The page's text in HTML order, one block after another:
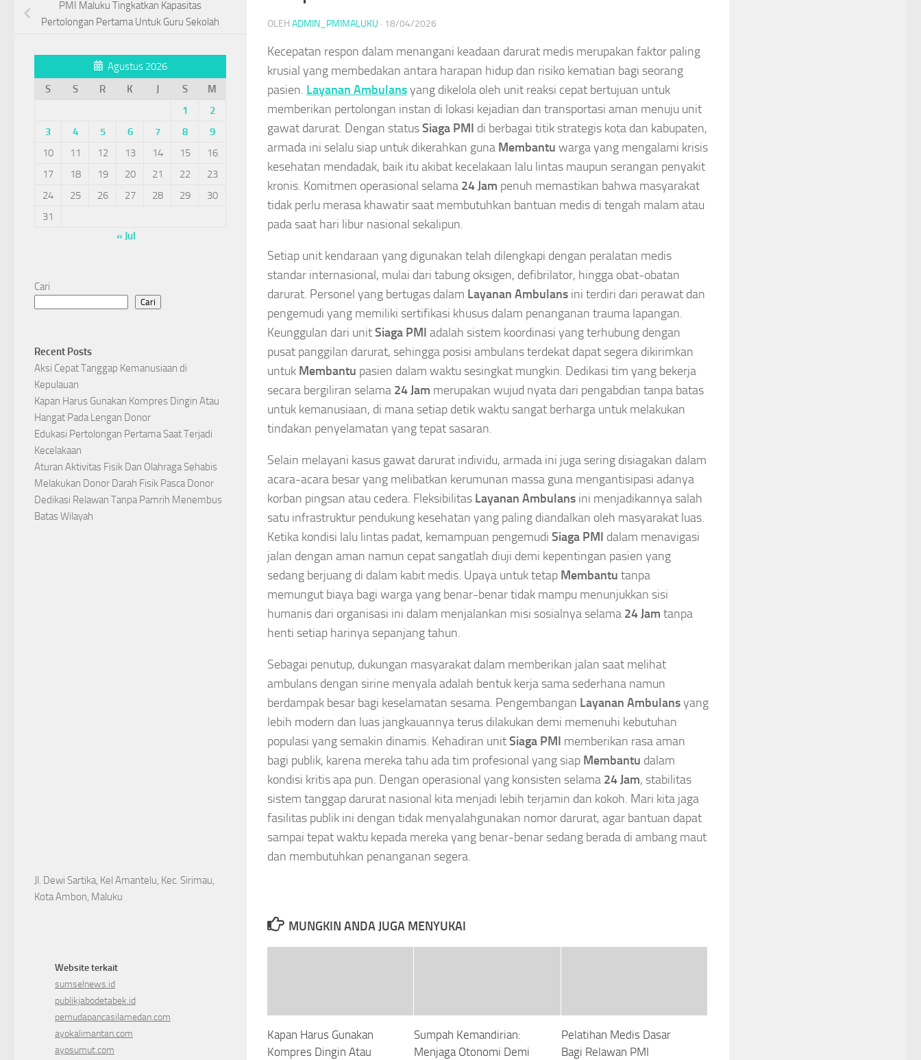
OLEH ADMIN_PMIMALUKU · 18/04/2026
Kecepatan respon dalam menangani keadaan darurat medis merupakan faktor paling
krusial yang membedakan antara harapan hidup dan risiko kematian bagi seorang
pasien. Layanan Ambulansyang dikelola oleh unit reaksi cepat bertujuan untuk
memberikan pertolongan instan di lokasi kejadian dan transportasi aman menuju unit
gawat darurat. Dengan statusSiaga PMI di berbagai titik strategis kota dan kabupaten,
armada ini selalu siap untuk dikerahkan guna Membantu warga yang mengalami krisis
kesehatan mendadak, baik itu akibat kecelakaan lalu lintas maupun serangan penyakit
kronis. Komitmen operasional selama 24 Jam penuh memastikan bahwa masyarakat
tidak perlu merasa khawatir saat membutuhkan bantuan medis di tengah malam atau
pada saat hari libur nasional sekalipun.
Setiap unit kendaraan yang digunakan telah dilengkapi dengan peralatan medis
standar internasional, mulai dari tabung oksigen, defibrilator, hingga obat-obatan
darurat. Personel yang bertugas dalam Layanan Ambulans ini terdiri dari perawat dan
pengemudi yang memiliki sertifikasi khusus dalam penanganan trauma lapangan.
Keunggulan dari unitSiaga PMI adalah sistem koordinasi yang terhubung dengan
pusat panggilan darurat, sehingga posisi ambulans terdekat dapat segera dikirimkan
untuk Membantu pasien dalam waktu sesingkat mungkin. Dedikasi tim yang bekerja
secara bergiliran selama 24 Jam merupakan wujud nyata dari pengabdian tanpa batas
untuk kemanusiaan, di mana setiap detik waktu sangat berharga untuk melakukan
tindakan penyelamatan yang tepat sasaran.
Selain melayani kasus gawat darurat individu, armada ini juga sering disiagakan dalam
acara-acara besar yang melibatkan kerumunan massa guna mengantisipasi adanya
korban pingsan atau cedera. Fleksibilitas Layanan Ambulans ini menjadikannya salah
satu infrastruktur pendukung kesehatan yang paling diandalkan oleh masyarakat luas.
Ketika kondisi lalu lintas padat, kemampuan pengemudi Siaga PMI dalam menavigasi
jalan dengan aman namun cepat sangatlah diuji demi kepentingan pasien yang
sedang berjuang di dalam kabit medis. Upaya untuk tetap Membantu tanpa
memungut biaya bagi warga yang benar-benar tidak mampu menunjukkan sisi
humanis dari organisasi ini dalam menjalankan misi sosialnya selama 24 Jam tanpa
henti setiap harinya sepanjang tahun.
Sebagai penutup, dukungan masyarakat dalam memberikan jalan saat melihat
ambulans dengan sirine menyala adalah bentuk kerja sama sederhana namun
berdampak besar bagi keselamatan sesama. Pengembangan Layanan Ambulansyang
lebih modern dan luas jangkauannya terus dilakukan demi memenuhi kebutuhan
populasi yang semakin dinamis. Kehadiran unitSiaga PMI memberikan rasa aman
bagi publik, karena mereka tahu ada tim profesional yang siap Membantu dalam
kondisi kritis apa pun. Dengan operasional yang konsisten selama 24 Jam, stabilitas
sistem tanggap darurat nasional kita menjadi lebih terjamin dan kokoh. Mari kita jaga
fasilitas publik ini dengan tidak menyalahgunakan nomor darurat, agar bantuan dapat
sampai tepat waktu kepada mereka yang benar-benar sedang berada di ambang maut
dan membutuhkan penanganan segera.
MUNGKIN ANDA JUGA MENYUKAI
Kapan Harus Gunakan
Kompres Dingin Atau
Sumpah Kemandirian:
Menjaga Otonomi Demi
Pelatihan Medis Dasar
Bagi Relawan PMI
PMI Maluku Tingkatkan Kapasitas
Pertolongan Pertama Untuk Guru Sekolah
Agustus 2026
S
S R K J S
M
1
2
3
4 5 6 7 8
9
10
11 12 13 14 15
16
17
18 19 20 21 22
23
24
25 26 27 28 29
30
31
« Jul
Cari
Cari
Recent Posts
Aksi Cepat Tanggap Kemanusiaan di
Kepulauan
Kapan Harus Gunakan Kompres Dingin Atau
Hangat Pada Lengan Donor
Edukasi Pertolongan Pertama Saat Terjadi
Kecelakaan
Aturan Aktivitas Fisik Dan Olahraga Sehabis
Melakukan Donor Darah Fisik Pasca Donor
Dedikasi Relawan Tanpa Pamrih Menembus
Batas Wilayah
Jl. Dewi Sartika, Kel Amantelu, Kec. Sirimau,
Kota Ambon, Maluku
Website terkait
sumselnews.id
publikjabodetabek.id
pemudapancasilamedan.com
ayokalimantan.com
ayosumut.com